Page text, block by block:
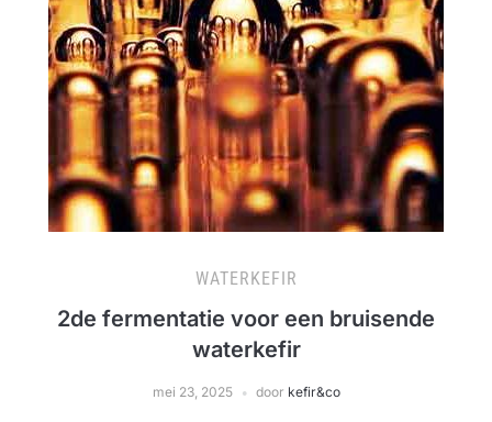
WATERKEFIR
2de fermentatie voor een bruisende
waterkefir
mei 23, 2025 door kefir&co